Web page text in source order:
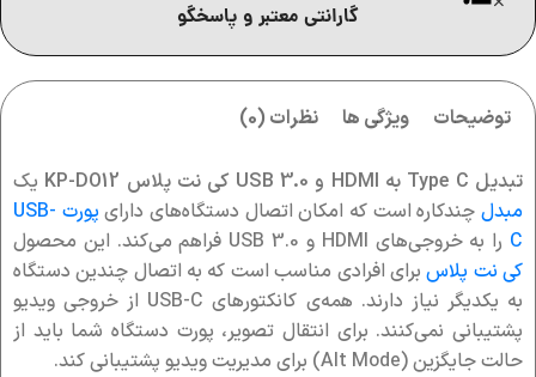
گارانتی معتبر و پاسخگو
توضیحات ویژگی ها نظرات (0)
تبدیل Type C به HDMI و USB 3.0 کی نت پلاس KP-DO12
یک
مبدلچندکاره است که امکان اتصال دستگاه‌های دارای
پورت USB-
C را به خروجی‌های HDMI و USB 3.0 فراهم می‌کند. این محصول
کی نت پلاسبرای افرادی مناسب است که به اتصال چندین دستگاه
به یکدیگر نیاز دارند. همه‌ی کانکتورهای USB-C از خروجی ویدیو
پشتیبانی نمی‌کنند. برای انتقال تصویر، پورت دستگاه شما باید از
حالت جایگزین (Alt Mode) برای مدیریت ویدیو پشتیبانی کند.